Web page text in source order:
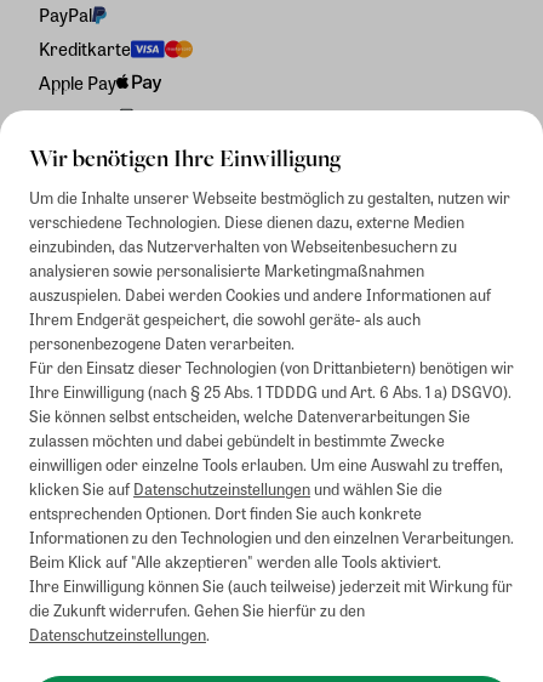
Wir benötigen Ihre Einwilligung
Um die Inhalte unserer Webseite bestmöglich zu gestalten, nutzen wir
verschiedene Technologien. Diese dienen dazu, externe Medien
einzubinden, das Nutzerverhalten von Webseitenbesuchern zu
analysieren sowie personalisierte Marketingmaßnahmen
auszuspielen. Dabei werden Cookies und andere Informationen auf
Ihrem Endgerät gespeichert, die sowohl geräte- als auch
personenbezogene Daten verarbeiten.
Für den Einsatz dieser Technologien (von Drittanbietern) benötigen wir
Ihre Einwilligung (nach § 25 Abs. 1 TDDDG und Art. 6 Abs. 1 a) DSGVO).
Sie können selbst entscheiden, welche Datenverarbeitungen Sie
zulassen möchten und dabei gebündelt in bestimmte Zwecke
einwilligen oder einzelne Tools erlauben. Um eine Auswahl zu treffen,
klicken Sie aufDatenschutzeinstellungenund wählen Sie die
entsprechenden Optionen. Dort finden Sie auch konkrete
Informationen zu den Technologien und den einzelnen Verarbeitungen.
Beim Klick auf "Alle akzeptieren" werden alle Tools aktiviert.
Ihre Einwilligung können Sie (auch teilweise) jederzeit mit Wirkung für
die Zukunft widerrufen. Gehen Sie hierfür zu den
Datenschutzeinstellungen.
PayPal
Kreditkarte
Apple Pay
Rechnung